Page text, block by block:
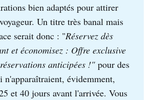
bien adaptés pour attirer
Un titre très banal mais
serait donc : "Réservez dès
et économisez : Offre exclusive
anticipées !" pour des
n'apparaîtraient, évidemment,
et 40 jours avant l'arrivée. Vous